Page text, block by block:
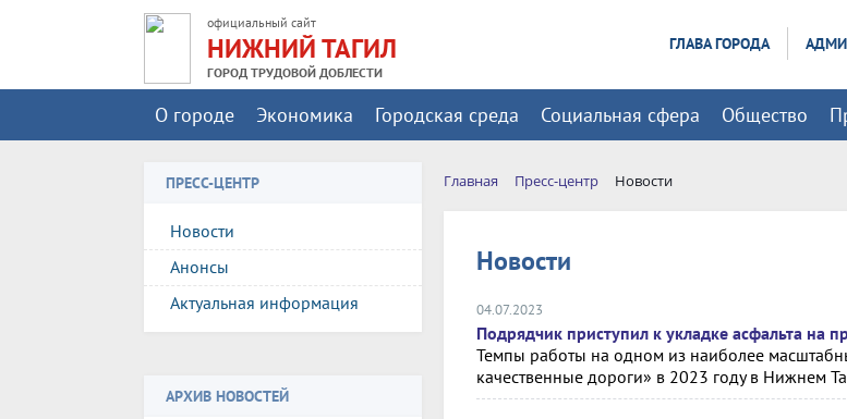
официальный сайт
НИЖНИЙ ТАГИЛ
ГОРОД ТРУДОВОЙ ДОБЛЕСТИ
ГЛАВА ГОРОДА
О городе Экономика Городская среда Социальная сфера Общество
ПРЕСС-ЦЕНТР
Новости
Анонсы
Актуальная информация
АРХИВ НОВОСТЕЙ
Главная Пресс-центр Новости
Новости
04.07.2023
Подрядчик приступил к укладке асфальта на
Темпы работы на одном из наиболее
качественные дороги» в 2023 году в Нижнем